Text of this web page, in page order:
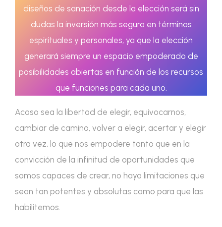
diseños de sanación desde la elección será sin
dudas la inversión más segura en términos
espirituales y personales, ya que la elección
generará siempre un espacio empoderado de
posibilidades abiertas en función de los recursos
que funciones para cada uno.
Acaso sea la libertad de elegir, equivocarnos,
cambiar de camino, volver a elegir, acertar y elegir
otra vez, lo que nos empodere tanto que en la
convicción de la infinitud de oportunidades que
somos capaces de crear, no haya limitaciones que
sean tan potentes y absolutas como para que las
habilitemos.